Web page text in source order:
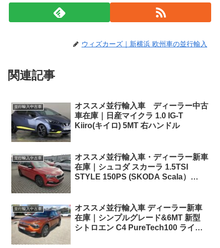
ウィズカーズ｜新横浜 欧州車の並行輸入
関連記事
並行輸入中古車
オススメ並行輸入車 ディーラー中古
車在庫｜日産マイクラ 1.0 IG-T
Kiiro(キイロ) 5MT 右ハンドル
並行輸入中古車
オススメ並行輸入車・ディーラー新車
在庫｜シュコダ スカーラ 1.5TSI
STYLE 150PS (SKODA Scala）
並行輸入中古車
オススメ並行輸入車 ディーラー新車
在庫｜シンプルグレード&6MT 新型
シトロエン C4 PureTech100 ライブ